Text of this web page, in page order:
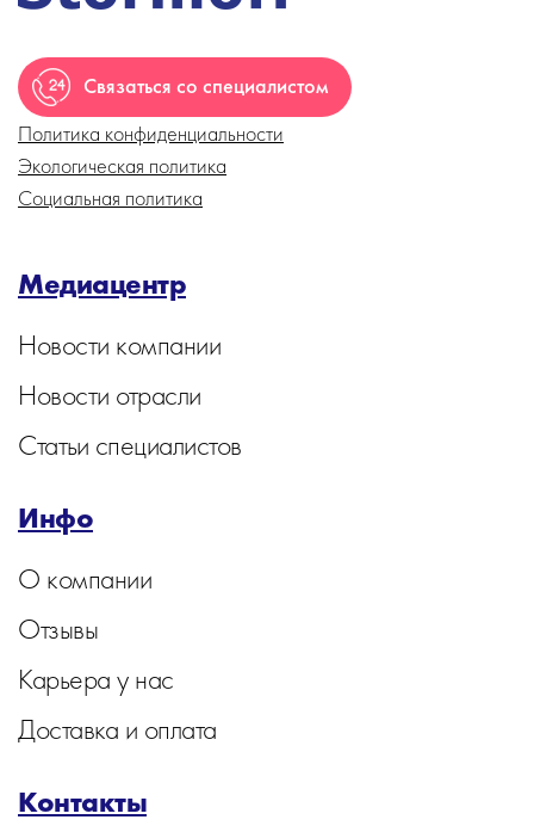
Связаться со специалистом
Политика конфиденциальности
Экологическая политика
Социальная политика
Медиацентр
Новости компании
Новости отрасли
Статьи специалистов
Инфо
О компании
Отзывы
Карьера у нас
Доставка и оплата
Контакты